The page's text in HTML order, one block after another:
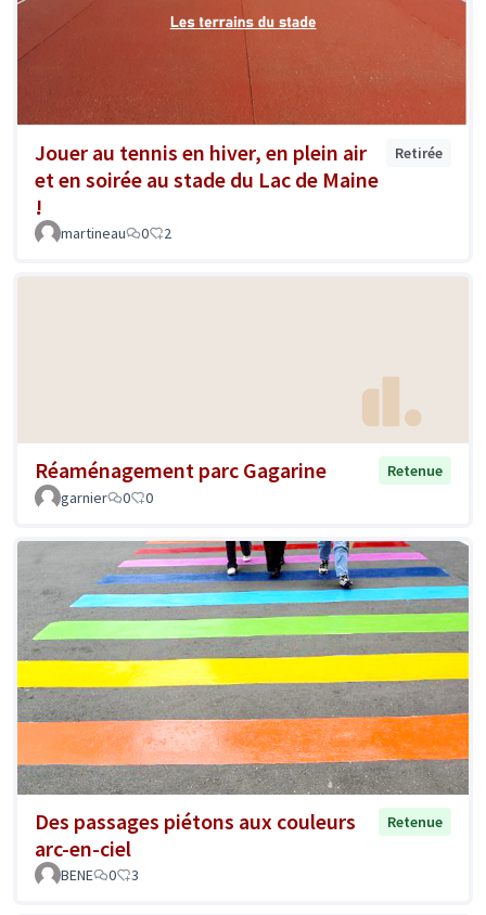
Jouer au tennis en hiver, en plein air
et en soirée au stade du Lac de Maine
!
Retirée
martineau 0 2
Réaménagement parc Gagarine
Retenue
garnier
0 0
Des passages piétons aux couleurs
arc-en-ciel
Retenue
BENE 0 3